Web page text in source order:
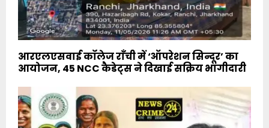
आरएलएसवाई कॉलेज राँची में ‘ऑपरेशन सिन्दूर’ का
आयोजन, 45 NCC कैडेट्स ने दिखाई सक्रिय भागीदारी